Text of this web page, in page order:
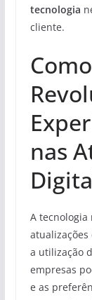
tecnologia
cliente.
nas
A tecnologia
atualizações
a utilização
empresas
e as